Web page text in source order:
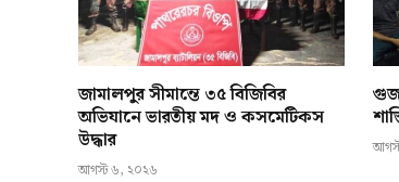
জামালপুর সীমান্তে ৩৫ বিজিবির
অভিযানে ভারতীয় মদ ও কসমেটিকস
উদ্ধার
আগস্ট ৬, ২০২৬